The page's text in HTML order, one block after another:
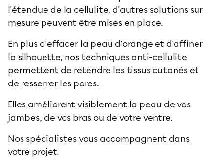
l'étendue de la cellulite, d'autres solutions sur
mesure peuvent être mises en place.
En plus d'effacer la peau d'orange et d'affiner
la silhouette, nostechniques anti-cellulite
permettent de retendre les tissus cutanés et
de resserrer les pores.
Elles améliorent visiblement la peau de vos
jambes, de vos bras ou de votre ventre.
Nos spécialistes vous accompagnent dans
votre projet.